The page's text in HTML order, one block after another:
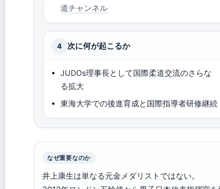
道チャンネル
4 次に何が起こるか
JUDOs理事長として国際柔道交流のさらな
る拡大
東海大学での後進育成と国際指導者研修継続
なぜ重要なのか
井上康生は単なる元金メダリストではない。